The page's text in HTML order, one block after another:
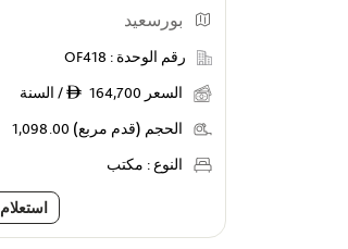
بورسعيد
رقم الوحدة : OF418
السعر ê 164,700 / السنة
الحجم (قدم مربع) 1,098.00
النوع : مكتب
استعلام